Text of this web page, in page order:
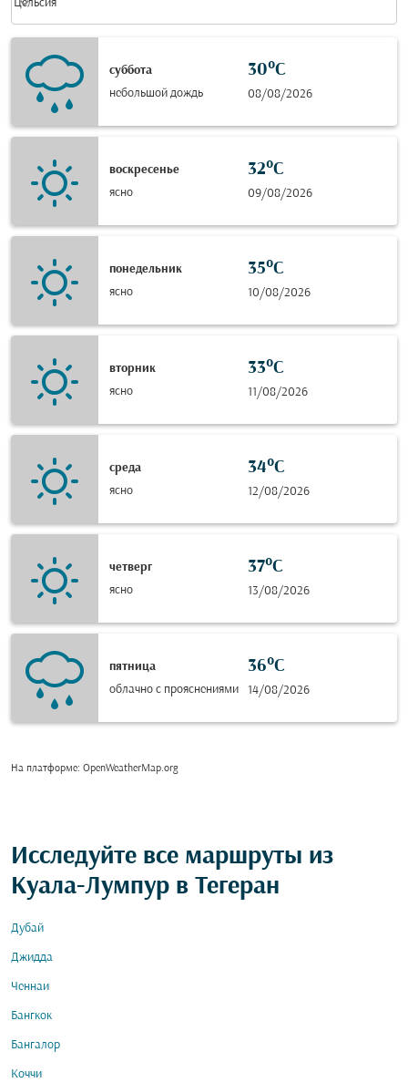
Цельсия
суббота
небольшой дождь
30°C
08/08/2026
воскресенье
ясно
32°C
09/08/2026
понедельник
ясно
35°C
10/08/2026
вторник
ясно
33°C
11/08/2026
среда
ясно
34°C
12/08/2026
четверг
ясно
37°C
13/08/2026
пятница
облачно с прояснениями
36°C
14/08/2026
На платформе: OpenWeatherMap.org
Исследуйте все маршруты из
Куала-Лумпур в Тегеран
Дубай
Джидда
Ченнаи
Бангкок
Бангалор
Коччи